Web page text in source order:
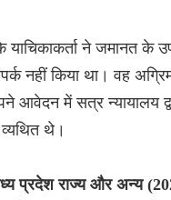
याचिकाकर्ता ने जमानत के
नहीं किया था। वह
आवेदन में सत्र न्यायालय
व्यथित थे।
प्रदेश राज्य और अन्य